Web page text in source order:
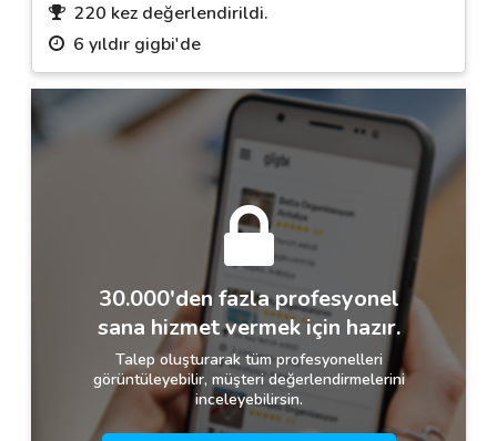
220 kez değerlendirildi.
6 yıldır gigbi'de
30.000'den fazla profesyonel
sana hizmet vermek için hazır.
Talep oluşturarak tüm profesyonelleri
görüntüleyebilir, müşteri değerlendirmelerini
inceleyebilirsin.